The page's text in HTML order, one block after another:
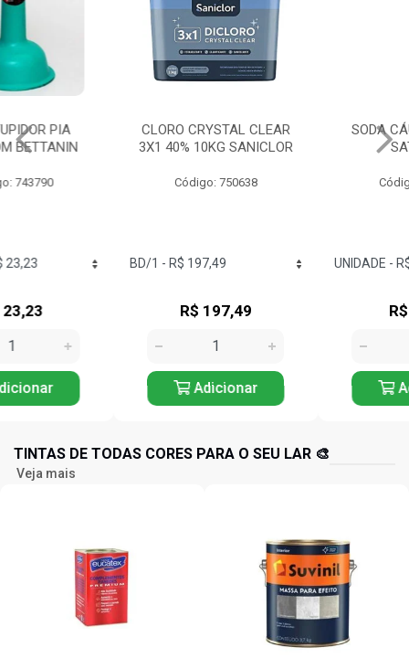
CLORO CRYSTAL CLEAR
3X1 40% 10KG SANICLOR
SODA CÁUSTICA 300G
SATURNO
Adicionar
TINTAS DE TODAS CORES PARA O SEU LAR 🎨
Veja mais